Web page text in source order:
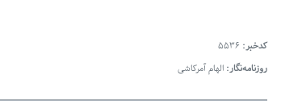
کدخبر: 5536
روزنامه‌نگار: الهام آمرکاشی